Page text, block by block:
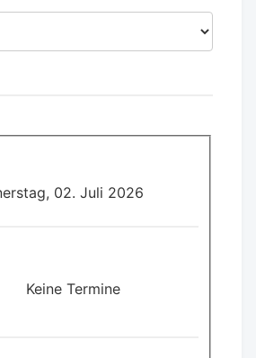
02. Juli 2026
Keine Termine